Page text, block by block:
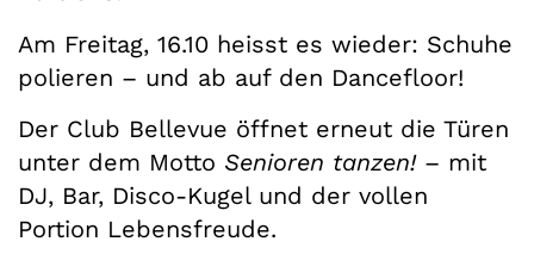
Am Freitag, 16.10 heisst es wieder: Schuhe
polieren – und ab auf den Dancefloor!
Der Club Bellevue öffnet erneut die Türen
unter dem Motto Senioren tanzen!– mit
DJ, Bar, Disco-Kugel und der vollen
Portion Lebensfreude.